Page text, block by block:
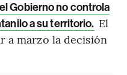
Gobierno no controla
a su territorio. El
a marzo la decisión